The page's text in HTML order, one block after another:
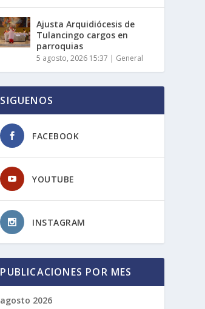
Ajusta Arquidiócesis de
Tulancingo cargos en
parroquias
5 agosto, 2026 15:37 | General
SIGUENOS
FACEBOOK
YOUTUBE
INSTAGRAM
PUBLICACIONES POR MES
agosto 2026